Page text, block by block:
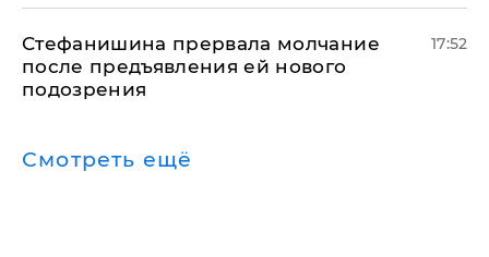
Стефанишина прервала молчание
после предъявления ей нового
подозрения
17:52
Смотреть ещё